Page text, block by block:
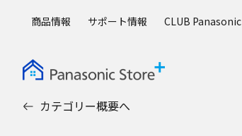
商品情報 サポート情報 CLUB Panasonic
カテゴリー概要へ